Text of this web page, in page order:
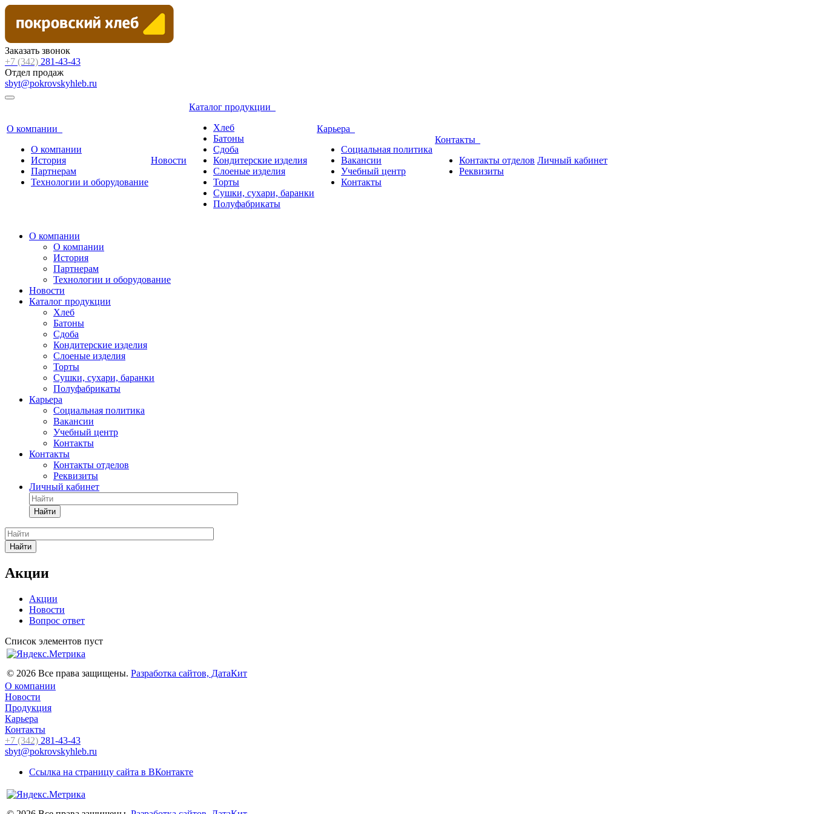
Заказать звонок
+7 (342) 281-43-43
Отдел продаж
sbyt@pokrovskyhleb.ru
О компании
О компании
История
Партнерам
Технологии и оборудование
Новости
Каталог продукции
Хлеб
Батоны
Сдоба
Кондитерские изделия
Слоеные изделия
Торты
Сушки, сухари, баранки
Полуфабрикаты
Карьера
Социальная политика
Вакансии
Учебный центр
Контакты
Контакты
Контакты отделов
Реквизиты
Личный кабинет
О компании
О компании
История
Партнерам
Технологии и оборудование
Новости
Каталог продукции
Хлеб
Батоны
Сдоба
Кондитерские изделия
Слоеные изделия
Торты
Сушки, сухари, баранки
Полуфабрикаты
Карьера
Социальная политика
Вакансии
Учебный центр
Контакты
Контакты
Контакты отделов
Реквизиты
Личный кабинет
Найти
Найти
Акции
Акции
Новости
Вопрос ответ
Список элементов пуст
© 2026 Все права защищены. Разработка сайтов, ДатаКит
О компании
Новости
Продукция
Карьера
Контакты
+7 (342) 281-43-43
sbyt@pokrovskyhleb.ru
Ссылка на страницу сайта в ВКонтакте